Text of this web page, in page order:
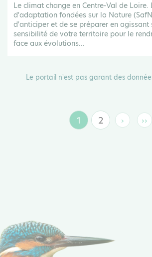
Le climat change en Centre-Val de Loire.
d'adaptation fondées sur la Nature
d'anticiper et de se préparer en agissant
sensibilité de votre territoire pour le
face aux évolutions...
Le portail n'est pas garant des
Page
1 Page
2
Page
› ››